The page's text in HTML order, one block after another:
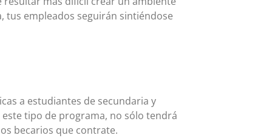
tus empleados seguirán sintiéndose
a estudiantes de secundaria y
tipo de programa, no sólo tendrá
becarios que contrate.